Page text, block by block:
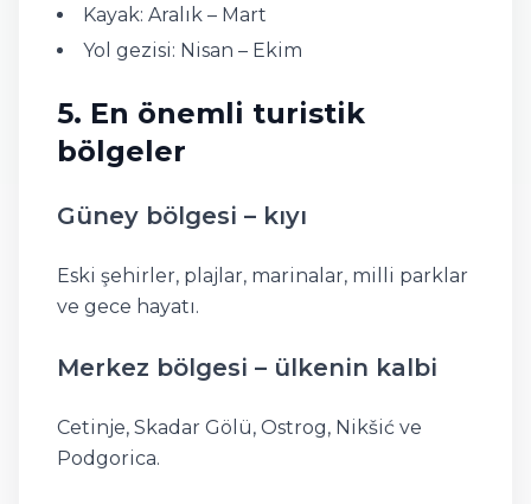
Kayak: Aralık – Mart
Yol gezisi: Nisan – Ekim
5. En önemli turistik
bölgeler
Güney bölgesi – kıyı
Eski şehirler, plajlar, marinalar, milli parklar
ve gece hayatı.
Merkez bölgesi – ülkenin kalbi
Cetinje, Skadar Gölü, Ostrog, Nikšić ve
Podgorica.